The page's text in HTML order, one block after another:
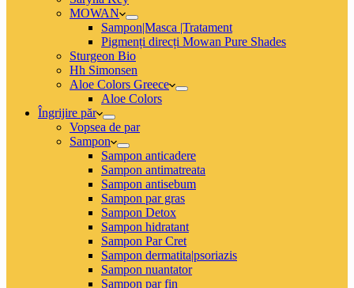
MOWAN
Sampon|Masca |Tratament
Pigmenți direcți Mowan Pure Shades
Sturgeon Bio
Hh Simonsen
Aloe Colors Greece
Aloe Colors
Îngrijire păr
Vopsea de par
Sampon
Sampon anticadere
Sampon antimatreata
Sampon antisebum
Sampon par gras
Sampon Detox
Sampon hidratant
Sampon Par Cret
Sampon dermatita|psoriazis
Sampon nuantator
Sampon par fin